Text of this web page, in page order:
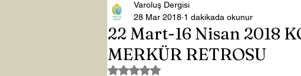
22 Mart-16 Nisan 2018
MERKÜR RETROSU
Varoluş Dergisi
28 Mar 2018 1 dakikada okunur
5 üzerinden NaN yıldız